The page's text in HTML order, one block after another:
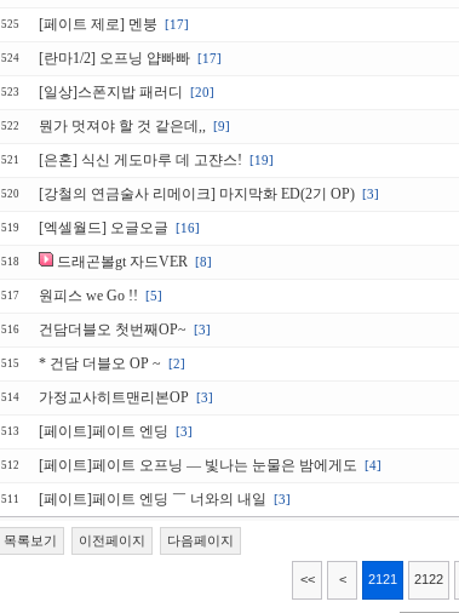
525 [페이트 제로] 멘붕 [17]
524 [란마1/2] 오프닝 얍빠빠 [17]
523 [일상]스폰지밥 패러디 [20]
522 뭔가 멋져야 할 것 같은데,, [9]
521 [은혼] 식신 게도마루 데 고쟌스! [19]
520 [강철의 연금술사 리메이크] 마지막화 ED(2기 OP) [3]
519 [엑셀월드] 오글오글 [16]
518 드래곤볼gt 자드VER [8]
517 원피스 we Go !! [5]
516 건담더블오 첫번째OP~ [3]
515 * 건담 더블오 OP ~ [2]
514 가정교사히트맨리본OP [3]
513 [페이트]페이트 엔딩 [3]
512 [페이트]페이트 오프닝 ― 빛나는 눈물은 밤에게도 [4]
511 [페이트]페이트 엔딩 ￣ 너와의 내일 [3]
목록보기 이전페이지 다음페이지
<< < 2121 2122